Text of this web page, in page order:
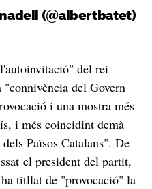
(@albertbatet)
del rei
del Govern
i una mostra més
i més coincidint demà
Països Catalans". De
el president del partit,
titllat de "provocació" la